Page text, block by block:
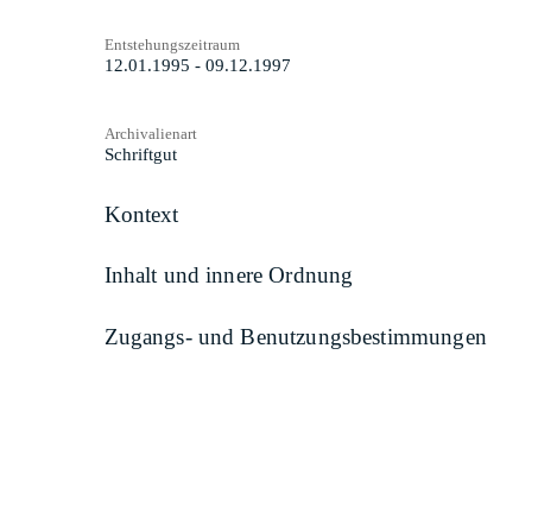
Entstehungszeitraum
12.01.1995 - 09.12.1997
Archivalienart
Schriftgut
Kontext
Inhalt und innere Ordnung
Zugangs- und Benutzungsbestimmungen